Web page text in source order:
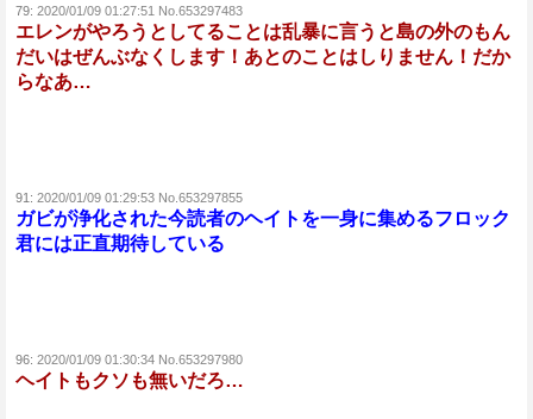
79: 2020/01/09 01:27:51 No.653297483
エレンがやろうとしてることは乱暴に言うと島の外のもん
だいはぜんぶなくします！あとのことはしりません！だか
らなあ…
91: 2020/01/09 01:29:53 No.653297855
ガビが浄化された今読者のヘイトを一身に集めるフロック
君には正直期待している
96: 2020/01/09 01:30:34 No.653297980
ヘイトもクソも無いだろ…